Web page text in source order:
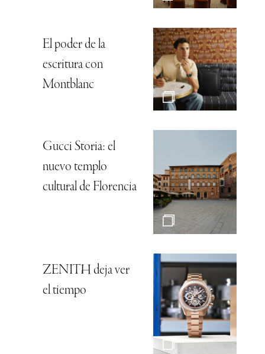
El poder de la
escritura con
Montblanc
Gucci Storia: el
nuevo templo
cultural de Florencia
ZENITH deja ver
el tiempo